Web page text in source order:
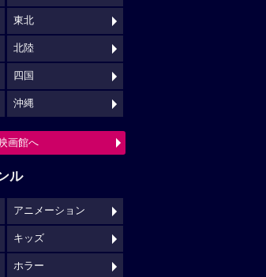
東北
北陸
四国
沖縄
画館へ
ル
アニメーション
キッズ
ホラー